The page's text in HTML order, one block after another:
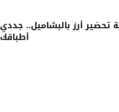
تحضير أرز بالبشاميل.. جددي
أطباقك